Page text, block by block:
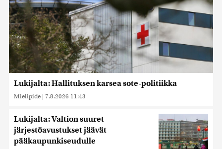
Lukijalta: Hallituksen karsea sote-politiikka
Mielipide | 7.8.2026 11:43
Lukijalta: Valtion suuret
järjestöavustukset jäävät
pääkaupunkiseudulle